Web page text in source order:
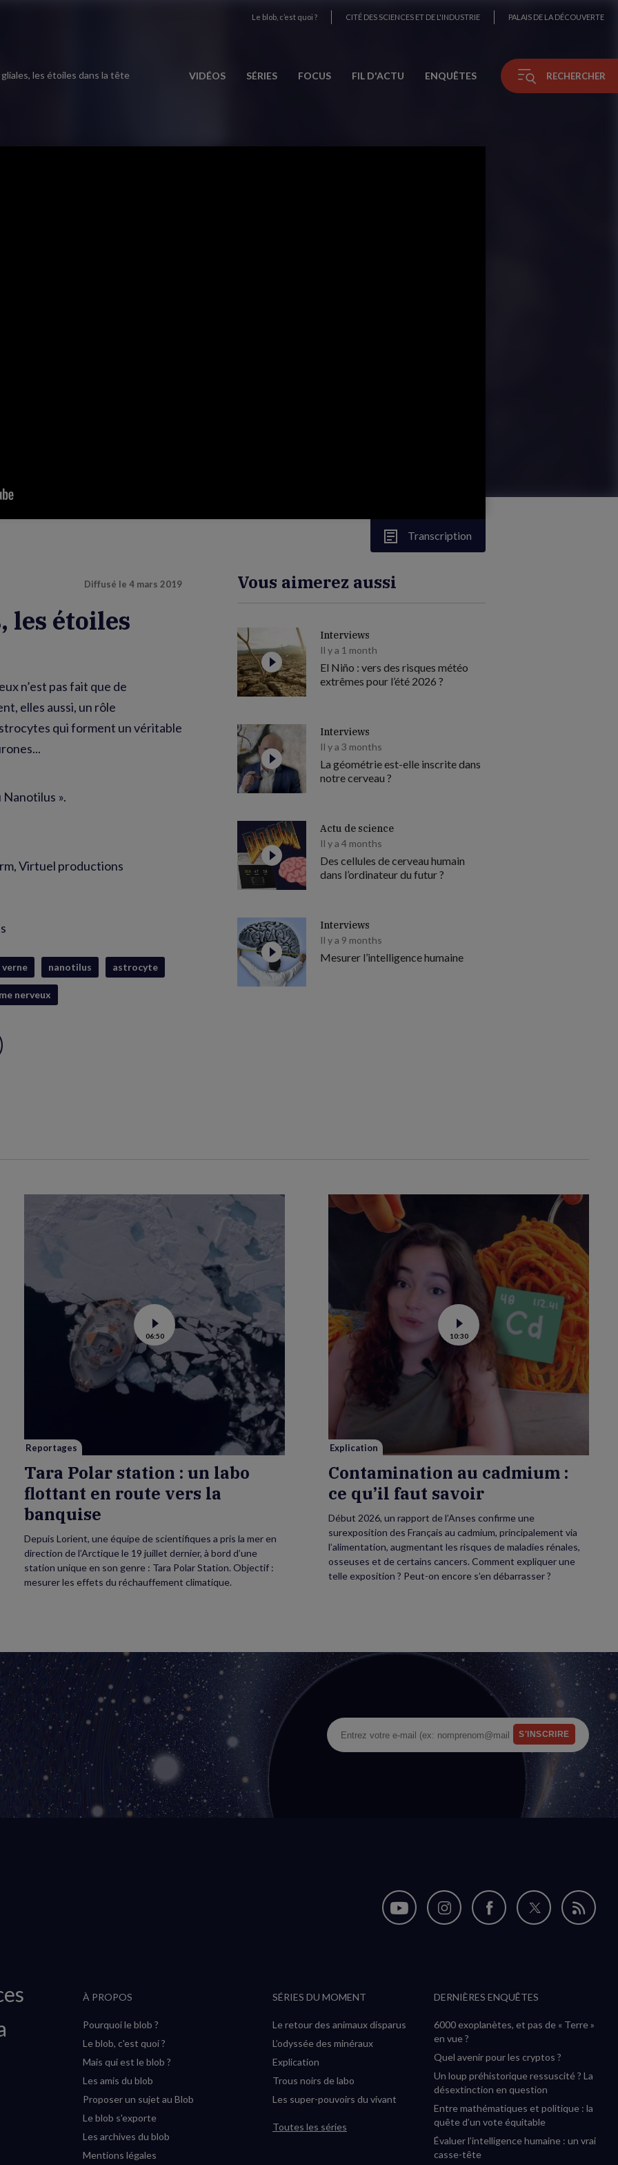
Le blob, c’est quoi ? CITÉ DES SCIENCES ET DE L'INDUSTRIE PALAIS DE LA DÉCOUVERTE
VIDÉOS SÉRIES FOCUS FIL D'ACTU ENQUÊTES RECHERCHER
les étoiles dans la tête
Transcription
Diffusé le 4 mars 2019
les étoiles
n’est pas fait que de
elles aussi, un rôle
qui forment un véritable
Nanotilus ».
Virtuel productions
verne nanotilus astrocyte
nerveux
Vous aimerez aussi
Interviews
Il y a 1 month
El Niño : vers des risques météo
extrêmes pour l’été 2026 ?
Interviews
Il y a 3 months
La géométrie est-elle inscrite dans
notre cerveau ?
Actu de science
Il y a 4 months
Des cellules de cerveau humain
dans l’ordinateur du futur ?
Interviews
Il y a 9 months
Mesurer l’intelligence humaine
Voir
la
vidéo
de
Tara
Polar
station
:
la
06:50
Reportages
Tara Polar station : un labo
flottant en route vers la
banquise
Depuis Lorient, une équipe de scientifiques a pris la mer en
direction de l’Arctique le 19 juillet dernier, à bord d’une
station unique en son genre : Tara Polar Station. Objectif :
mesurer les effets du réchauffement climatique.
Voir
la
vidéo
au
cadmium :
ce
10:30
Explication
Contamination au cadmium :
ce qu’il faut savoir
Début 2026, un rapport de l’Anses confirme une
surexposition des Français au cadmium, principalement via
l’alimentation, augmentant les risques de maladies rénales,
osseuses et de certains cancers. Comment expliquer une
telle exposition ? Peut-on encore s’en débarrasser ?
Nous
(nouvelle
fenêtre)
Nous
(nouvelle
fenêtre)
Nous
(nouvelle
fenêtre)
Nous
(nouvelle
fenêtre)
Flux
À PROPOS
Pourquoi le blob ?
Le blob, c'est quoi ?
Mais qui est le blob ?
Les amis du blob
Proposer un sujet au Blob
Le blob s'exporte
Les archives du blob
Mentions légales
SÉRIES DU MOMENT
Le retour des animaux disparus
L’odyssée des minéraux
Explication
Trous noirs de labo
Les super-pouvoirs du vivant
Toutes les séries
DERNIÈRES ENQUÊTES
6000 exoplanètes, et pas de « Terre »
en vue ?
Quel avenir pour les cryptos ?
Un loup préhistorique ressuscité ? La
désextinction en question
Entre mathématiques et politique : la
quête d’un vote équitable
Évaluer l’intelligence humaine : un vrai
casse-tête